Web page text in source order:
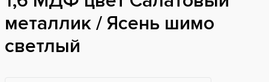
металлик / Ясень шимо
светлый